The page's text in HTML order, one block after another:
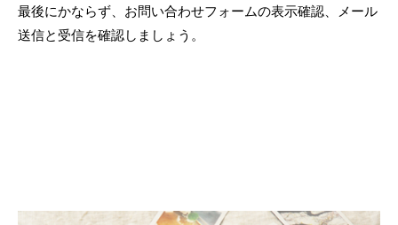
最後にかならず、お問い合わせフォームの表示確認、メール
送信と受信を確認しましょう。